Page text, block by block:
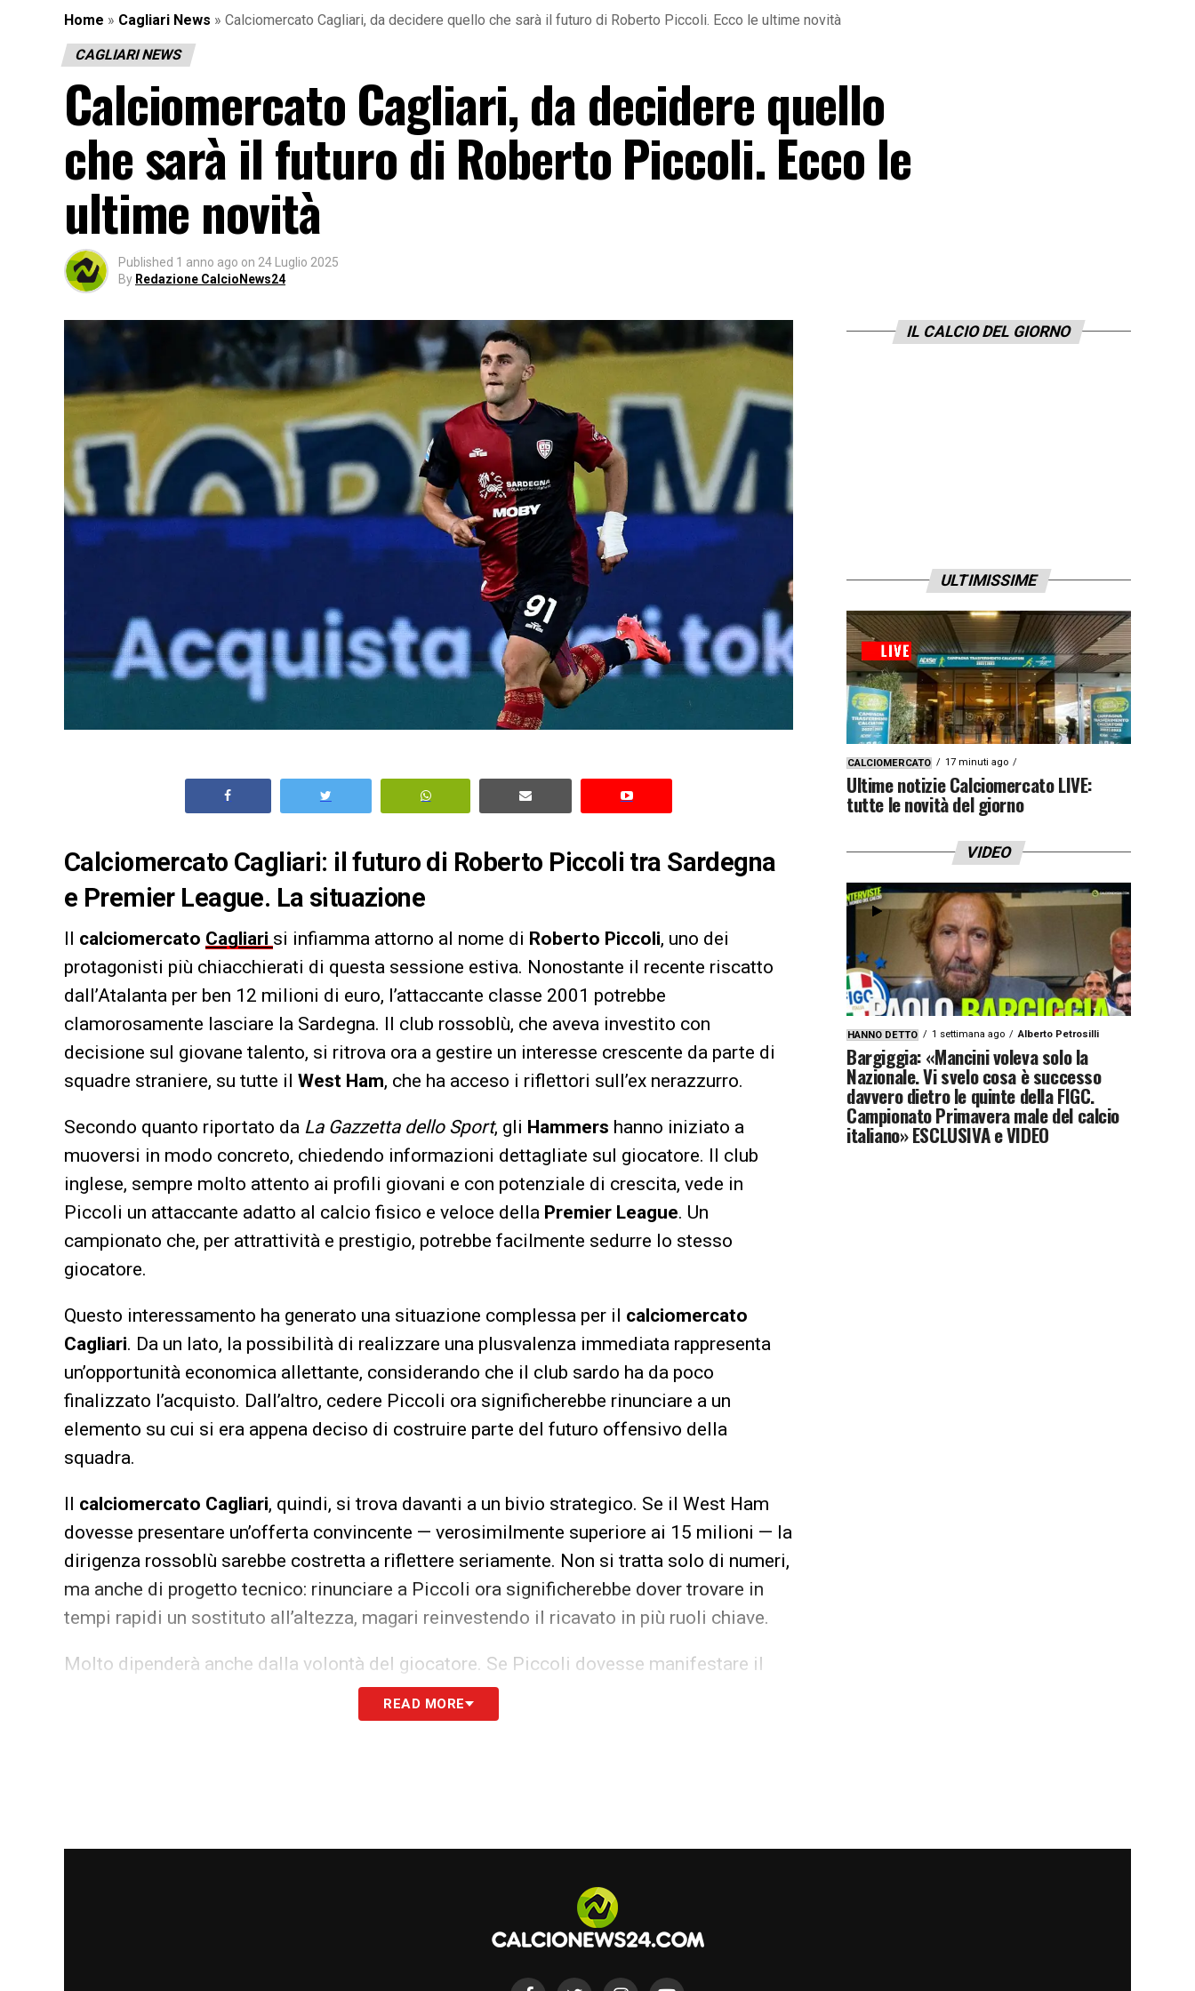
Home » Cagliari News » Calciomercato Cagliari, da decidere quello che sarà il futuro di Roberto Piccoli. Ecco le ultime novità
CAGLIARI NEWS
Calciomercato Cagliari, da decidere quello
che sarà il futuro di Roberto Piccoli. Ecco le
ultime novità
Published 1 anno ago on 24 Luglio 2025
By Redazione CalcioNews24
Calciomercato Cagliari: il futuro di Roberto Piccoli tra Sardegna
e Premier League. La situazione
Il calciomercato Cagliari si infiamma attorno al nome di Roberto Piccoli, uno dei
protagonisti più chiacchierati di questa sessione estiva. Nonostante il recente riscatto
dall’Atalanta per ben 12 milioni di euro, l’attaccante classe 2001 potrebbe
clamorosamente lasciare la Sardegna. Il club rossoblù, che aveva investito con
decisione sul giovane talento, si ritrova ora a gestire un interesse crescente da parte di
squadre straniere, su tutte il West Ham, che ha acceso i riflettori sull’ex nerazzurro.
Secondo quanto riportato da La Gazzetta dello Sport, gli Hammers hanno iniziato a
muoversi in modo concreto, chiedendo informazioni dettagliate sul giocatore. Il club
inglese, sempre molto attento ai profili giovani e con potenziale di crescita, vede in
Piccoli un attaccante adatto al calcio fisico e veloce della Premier League. Un
campionato che, per attrattività e prestigio, potrebbe facilmente sedurre lo stesso
giocatore.
Questo interessamento ha generato una situazione complessa per il calciomercato
Cagliari. Da un lato, la possibilità di realizzare una plusvalenza immediata rappresenta
un’opportunità economica allettante, considerando che il club sardo ha da poco
finalizzato l’acquisto. Dall’altro, cedere Piccoli ora significherebbe rinunciare a un
elemento su cui si era appena deciso di costruire parte del futuro offensivo della
squadra.
Il calciomercato Cagliari, quindi, si trova davanti a un bivio strategico. Se il West Ham
dovesse presentare un’offerta convincente — verosimilmente superiore ai 15 milioni — la
dirigenza rossoblù sarebbe costretta a riflettere seriamente. Non si tratta solo di numeri,
ma anche di progetto tecnico: rinunciare a Piccoli ora significherebbe dover trovare in
tempi rapidi un sostituto all’altezza, magari reinvestendo il ricavato in più ruoli chiave.
Molto dipenderà anche dalla volontà del giocatore. Se Piccoli dovesse manifestare il
desiderio di misurarsi con la Premier League, trattenere il centravanti diventerebbe
calciomercato Cagliariresta in fermento, con la dirigenza
rossoblù.
READ MORE
IL CALCIO DEL GIORNO
ULTIMISSIME
CALCIOMERCATO 17 minuti ago
Ultime notizie Calciomercato LIVE:
tutte le novità del giorno
VIDEO
HANNO DETTO 1 settimana ago Alberto Petrosilli
Bargiggia: «Mancini voleva solo la
Nazionale. Vi svelo cosa è successo
davvero dietro le quinte della FIGC.
Campionato Primavera male del calcio
italiano» ESCLUSIVA e VIDEO